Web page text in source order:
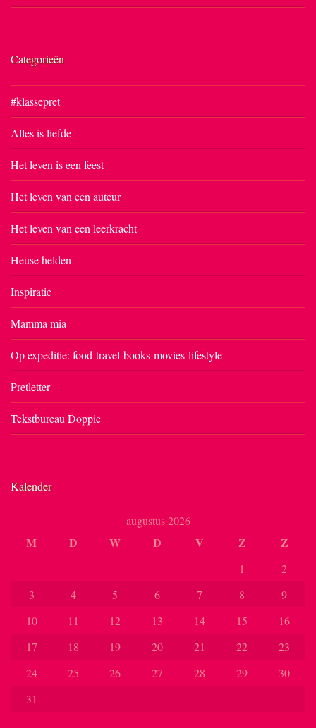
Categorieën
#klassepret
Alles is liefde
Het leven is een feest
Het leven van een auteur
Het leven van een leerkracht
Heuse helden
Inspiratie
Mamma mia
Op expeditie: food-travel-books-movies-lifestyle
Pretletter
Tekstbureau Doppie
Kalender
augustus 2026
M D W D V Z Z
1
2
3
4 5 6 7 8
9
10
11 12 13 14 15
16
17
18 19 20 21 22
23
24
25 26 27 28 29
30
31